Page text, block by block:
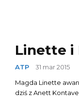
Linette i
ATP
31 mar 2015
Magda Linette
dziś z Anett